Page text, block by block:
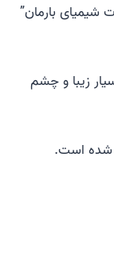
شیمیای بارمان”
زیبا و چشم
شده است.